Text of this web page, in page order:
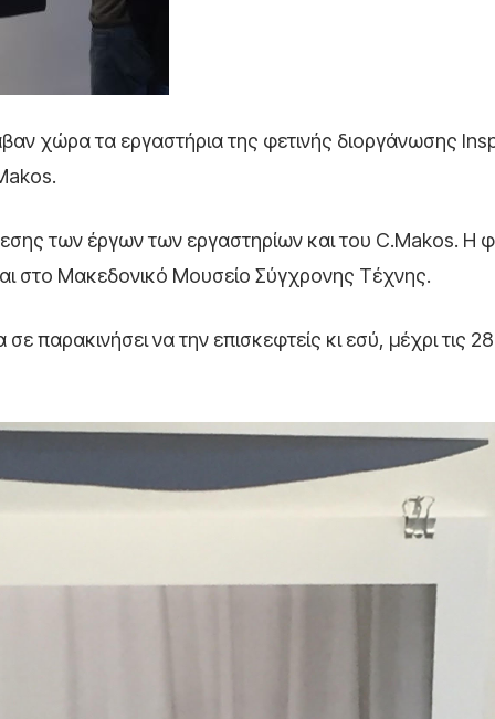
χώρα τα εργαστήρια της φετινής διοργάνωσης
των έργων των εργαστηρίων και του C.Makos. Η
στο Μακεδονικό Μουσείο Σύγχρονης Τέχνης.
παρακινήσει να την επισκεφτείς κι εσύ, μέχρι τις 28